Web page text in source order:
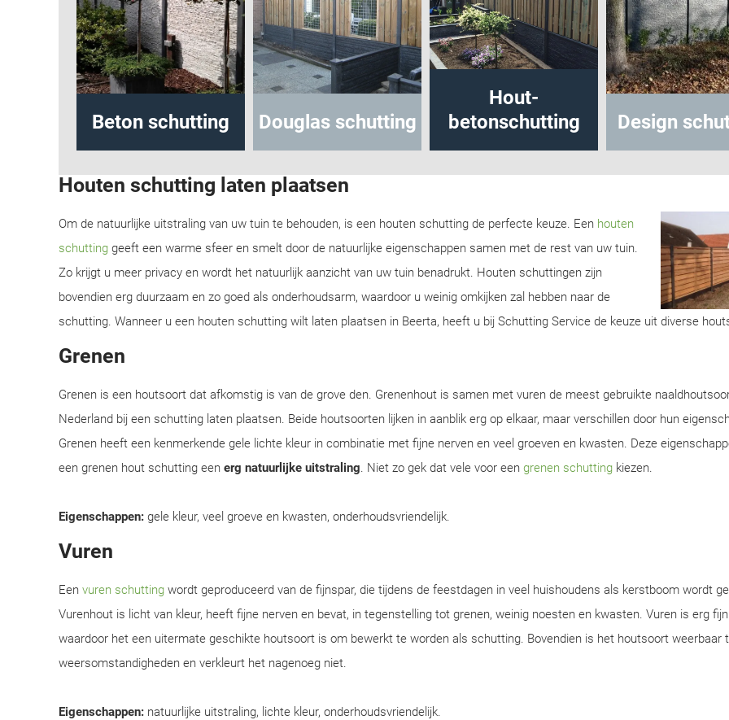
Beton schutting Douglas schutting
Hout-
betonschutting
Design
Houten schutting laten plaatsen
Om de natuurlijke uitstraling van uw tuin te behouden, is een houten schutting de perfecte keuze. Een houten
schutting geeft een warme sfeer en smelt door de natuurlijke eigenschappen samen met de rest van uw tuin.
Zo krijgt u meer privacy en wordt het natuurlijk aanzicht van uw tuin benadrukt. Houten schuttingen zijn
bovendien erg duurzaam en zo goed als onderhoudsarm, waardoor u weinig omkijken zal hebben naar de
schutting. Wanneer u een houten schutting wilt laten plaatsen in Beerta, heeft u bij Schutting Service de keuze uit diverse
Grenen
Grenen is een houtsoort dat afkomstig is van de grove den. Grenenhout is samen met vuren de meest gebruikte
Nederland bij een schutting laten plaatsen. Beide houtsoorten lijken in aanblik erg op elkaar, maar verschillen door hun
Grenen heeft een kenmerkende gele lichte kleur in combinatie met fijne nerven en veel groeven en kwasten. Deze
een grenen hout schutting een erg natuurlijke uitstraling. Niet zo gek dat vele voor een grenen schutting kiezen.
Eigenschappen: gele kleur, veel groeve en kwasten, onderhoudsvriendelijk.
Vuren
Een vuren schutting wordt geproduceerd van de fijnspar, die tijdens de feestdagen in veel huishoudens als kerstboom wordt
Vurenhout is licht van kleur, heeft fijne nerven en bevat, in tegenstelling tot grenen, weinig noesten en kwasten. Vuren is erg
waardoor het een uitermate geschikte houtsoort is om bewerkt te worden als schutting. Bovendien is het houtsoort weerbaar
weersomstandigheden en verkleurt het nagenoeg niet.
Eigenschappen: natuurlijke uitstraling, lichte kleur, onderhoudsvriendelijk.